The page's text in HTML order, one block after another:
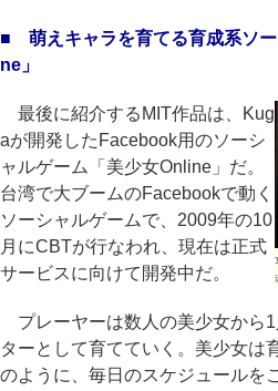
■ 萌えキャラを育てる育成系ソ
ne」
最後に紹介するMIT作品は、Kug
aが開発したFacebook用のソーシ
ャルゲーム「美少女Online」だ。
台湾で大ブームのFacebookで動く
ソーシャルゲームで、2009年の10
月にCBTが行なわれ、現在は正式
サービスに向けて開発中だ。
プレーヤーは数人の美少女から
ターとして育てていく。美少女は
のように、毎日のスケジュールを